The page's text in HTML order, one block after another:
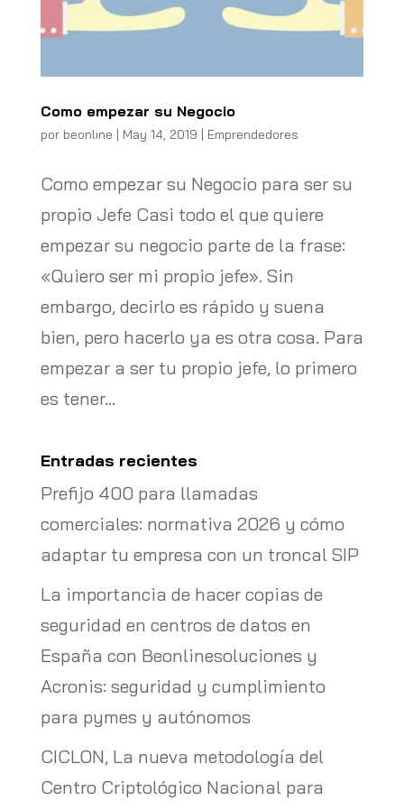
Como empezar su Negocio
por beonline | May 14, 2019 | Emprendedores
Como empezar su Negocio para ser su
propio Jefe Casi todo el que quiere
empezar su negocio parte de la frase:
«Quiero ser mi propio jefe». Sin
embargo, decirlo es rápido y suena
bien, pero hacerlo ya es otra cosa. Para
empezar a ser tu propio jefe, lo primero
es tener...
Entradas recientes
Prefijo 400 para llamadas
comerciales: normativa 2026 y cómo
adaptar tu empresa con un troncal SIP
La importancia de hacer copias de
seguridad en centros de datos en
España con Beonlinesoluciones y
Acronis: seguridad y cumplimiento
para pymes y autónomos
CICLON, La nueva metodología del
Centro Criptológico Nacional para